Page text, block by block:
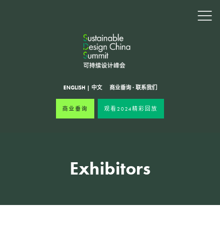
ENGLISH | 中文 商业垂询· 联系我们
商业垂询 观看2024精彩回放
Exhibitors